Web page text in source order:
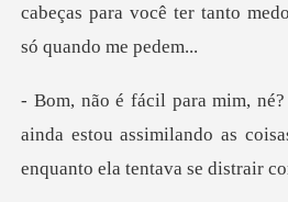
cabeças para você ter tanto med
ainda estou assimilando as